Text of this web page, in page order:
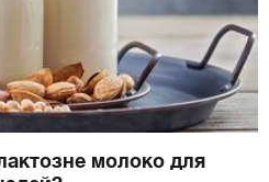
молоко для